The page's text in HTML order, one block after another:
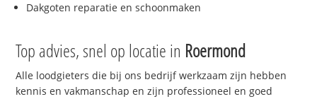
Dakgoten reparatie en schoonmaken
Top advies, snel op locatie in Roermond
Alle loodgieters die bij ons bedrijf werkzaam zijn hebben
kennis en vakmanschap en zijn professioneel en goed